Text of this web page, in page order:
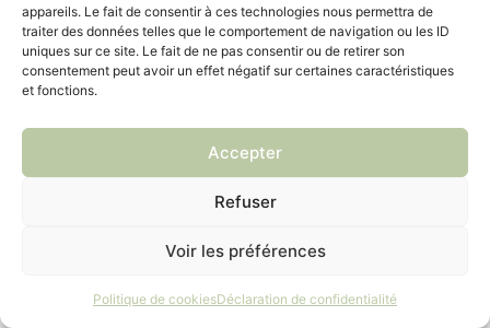
appareils. Le fait de consentir à ces technologies nous permettra de
traiter des données telles que le comportement de navigation ou les ID
uniques sur ce site. Le fait de ne pas consentir ou de retirer son
consentement peut avoir un effet négatif sur certaines caractéristiques
et fonctions.
Accepter
Refuser
Voir les préférences
Politique de cookiesDéclaration de confidentialité